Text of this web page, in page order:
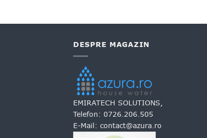
DESPRE MAGAZIN
EMIRATECH SOLUTIONS,
Telefon: 0726.206.505
E-Mail: contact@azura.ro